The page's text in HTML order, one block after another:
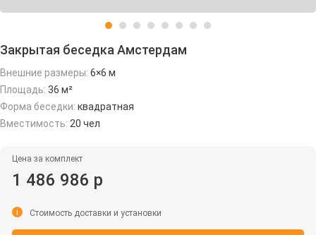
Закрытая беседка Амстердам
Внешние размеры: 6×6 м
Площадь: 36 м²
Форма беседки: квадратная
Вместимость: 20 чел
Цена за комплект
1 486 986 р
i Стоимость доставки и установки